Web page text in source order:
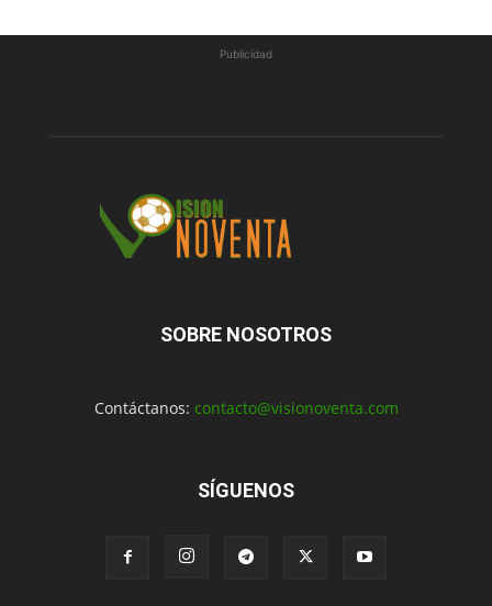
Publicidad
SOBRE NOSOTROS
Contáctanos: contacto@visionoventa.com
SÍGUENOS